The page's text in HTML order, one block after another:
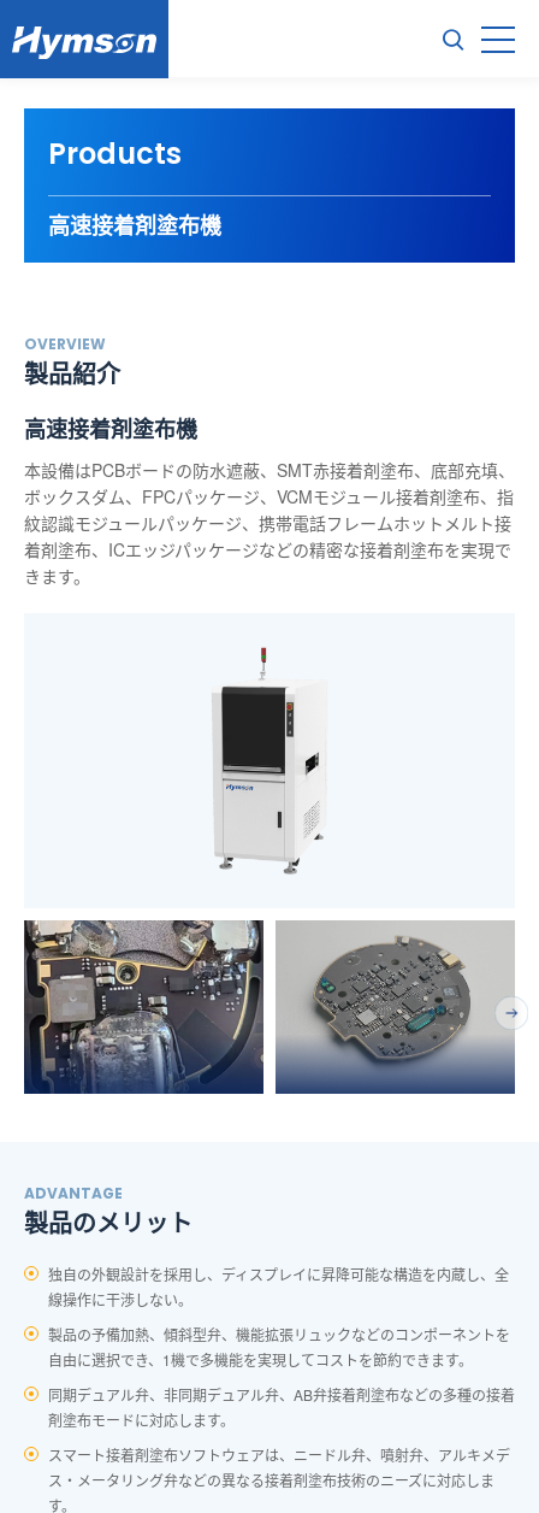
Products
高速接着剤塗布機
OVERVIEW
製品紹介
高速接着剤塗布機
本設備はPCBボードの防水遮蔽、SMT赤接着剤塗布、底部充填、
ボックスダム、FPCパッケージ、VCMモジュール接着剤塗布、指
紋認識モジュールパッケージ、携帯電話フレームホットメルト接
着剤塗布、ICエッジパッケージなどの精密な接着剤塗布を実現で
きます。
ADVANTAGE
製品のメリット
独自の外観設計を採用し、ディスプレイに昇降可能な構造を内蔵し、全
線操作に干渉しない。
製品の予備加熱、傾斜型弁、機能拡張リュックなどのコンポーネントを
自由に選択でき、1機で多機能を実現してコストを節約できます。
同期デュアル弁、非同期デュアル弁、AB弁接着剤塗布などの多種の接着
剤塗布モードに対応します。
スマート接着剤塗布ソフトウェアは、ニードル弁、噴射弁、アルキメデ
ス・メータリング弁などの異なる接着剤塗布技術のニーズに対応しま
す。